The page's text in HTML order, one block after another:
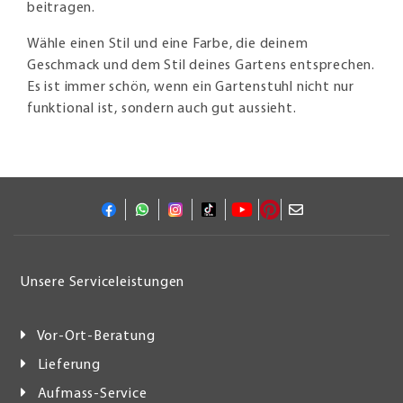
beitragen.
Wähle einen Stil und eine Farbe, die deinem
Geschmack und dem Stil deines Gartens entsprechen.
Es ist immer schön, wenn ein Gartenstuhl nicht nur
funktional ist, sondern auch gut aussieht.
Unsere Serviceleistungen
Vor-Ort-Beratung
Lieferung
Aufmass-Service